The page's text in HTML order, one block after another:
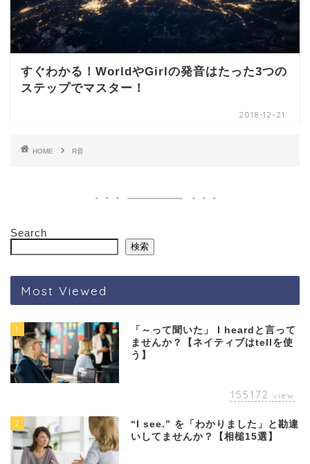
すぐわかる！WorldやGirlの発音はたった3つの
ステップでマスター！
2018-12-21
HOME R音
Search
検索
Most Viewed
1
「～って聞いた」 I heardと言って
ませんか？【ネイティブはtellを使
う】
155172 view
2
“I see.” を「わかりました」と勘違
いしてませんか？【相槌15選】